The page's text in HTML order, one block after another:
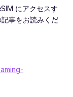
にアクセスす
事をお読みくだ